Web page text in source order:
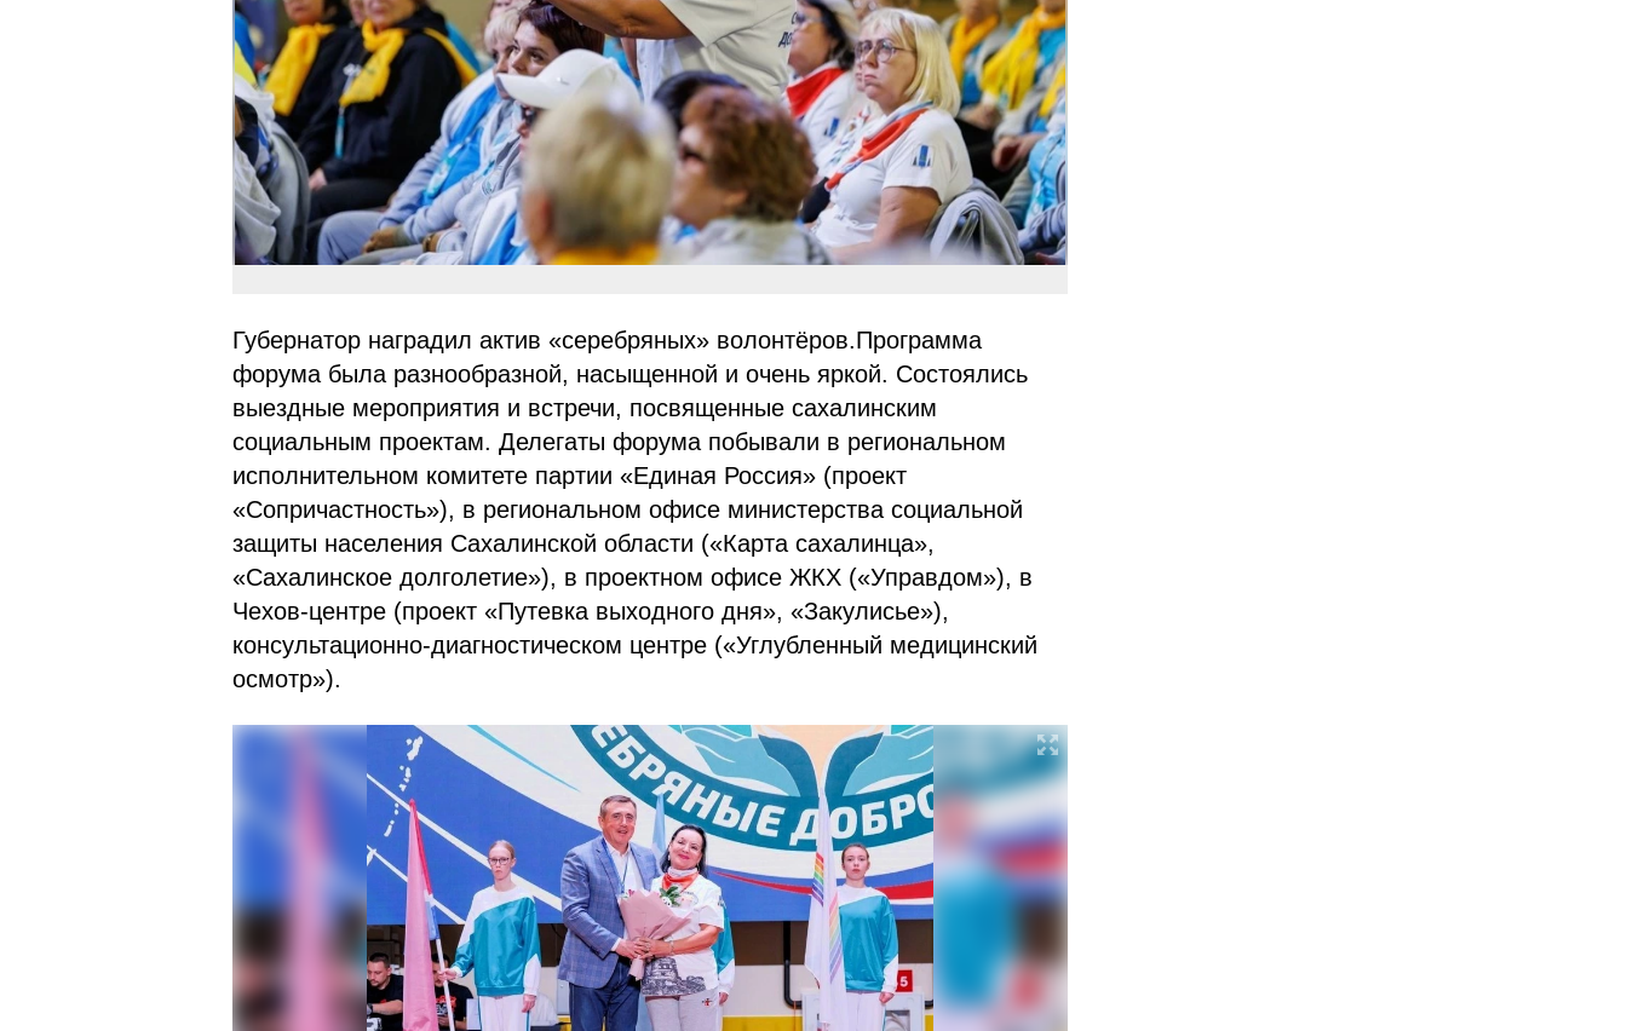
Губернатор наградил актив «серебряных» волонтёров.Программа
форума была разнообразной, насыщенной и очень яркой. Состоялись
выездные мероприятия и встречи, посвященные сахалинским
социальным проектам. Делегаты форума побывали в региональном
исполнительном комитете партии «Единая Россия» (проект
«Сопричастность»), в региональном офисе министерства социальной
защиты населения Сахалинской области («Карта сахалинца»,
«Сахалинское долголетие»), в проектном офисе ЖКХ («Управдом»), в
Чехов-центре (проект «Путевка выходного дня», «Закулисье»),
консультационно-диагностическом центре («Углубленный медицинский
осмотр»).